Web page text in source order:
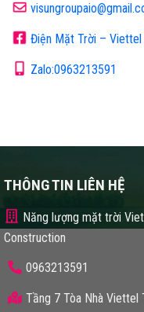
Điện Mặt Trời – Viettel
Zalo:0963213591
THÔNG TIN LIÊN HỆ
Năng lượng mặt trời
Construction
0963213591
Tầng 7 Tòa Nhà Viettel